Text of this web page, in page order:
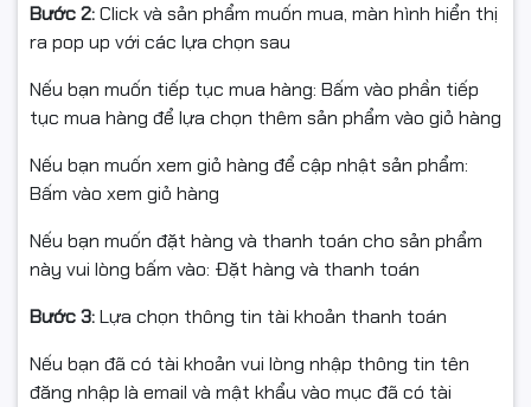
Bố cục linh kiện khoa học giúp tối ưu khả năng tản
nhiệt và nâng cao độ ổn định cho toàn hệ thống khi vận
hành trong thời gian dài.
Bước 2:Click và sản phẩm muốn mua, màn hình hiển thị
ra pop up với các lựa chọn sau
Nếu bạn muốn tiếp tục mua hàng: Bấm vào phần tiếp
tục mua hàng để lựa chọn thêm sản phẩm vào giỏ hàng
Nếu bạn muốn xem giỏ hàng để cập nhật sản phẩm:
Bấm vào xem giỏ hàng
Nếu bạn muốn đặt hàng và thanh toán cho sản phẩm
này vui lòng bấm vào: Đặt hàng và thanh toán
Bước 3:Lựa chọn thông tin tài khoản thanh toán
Nếu bạn đã có tài khoản vui lòng nhập thông tin tên
đăng nhập là email và mật khẩu vào mục đã có tài